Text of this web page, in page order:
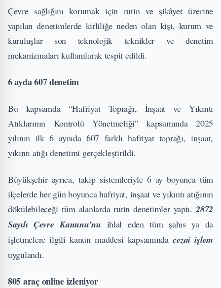
Çevre sağlığını korumak için rutin ve şikâyet üzerine
yapılan denetimlerde kirliliğe neden olan kişi, kurum ve
kuruluşlar son teknolojik teknikler ve denetim
mekanizmaları kullanılarak tespit edildi.
6 ayda 607 denetim
Bu kapsamda “Hafriyat Toprağı, İnşaat ve Yıkıntı
Atıklarının Kontrolü Yönetmeliği” kapsamında 2025
yılının ilk 6 aynıda 607 farklı hafriyat toprağı, inşaat,
yıkıntı atığı denetimi gerçekleştirildi.
Büyükşehir ayrıca, takip sistemleriyle 6 ay boyunca tüm
ilçelerde her gün boyunca hafriyat, inşaat ve yıkıntı atığının
dökülebileceği tüm alanlarda rutin denetimler yaptı.2872
Sayılı Çevre Kanunu’nu ihlal eden tüm şahıs ya da
işletmelere ilgili kanun maddesi kapsamındacezai işlem
uygulandı.
805 araç online izleniyor